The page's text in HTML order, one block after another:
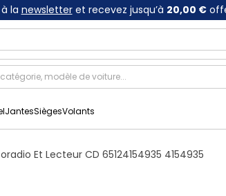
la newsletteret recevez jusqu’à 20,00 €
JantesSiègesVolants
Et Lecteur CD 65124154935 4154935